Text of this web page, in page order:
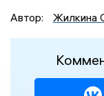
Автор:
Жилкина